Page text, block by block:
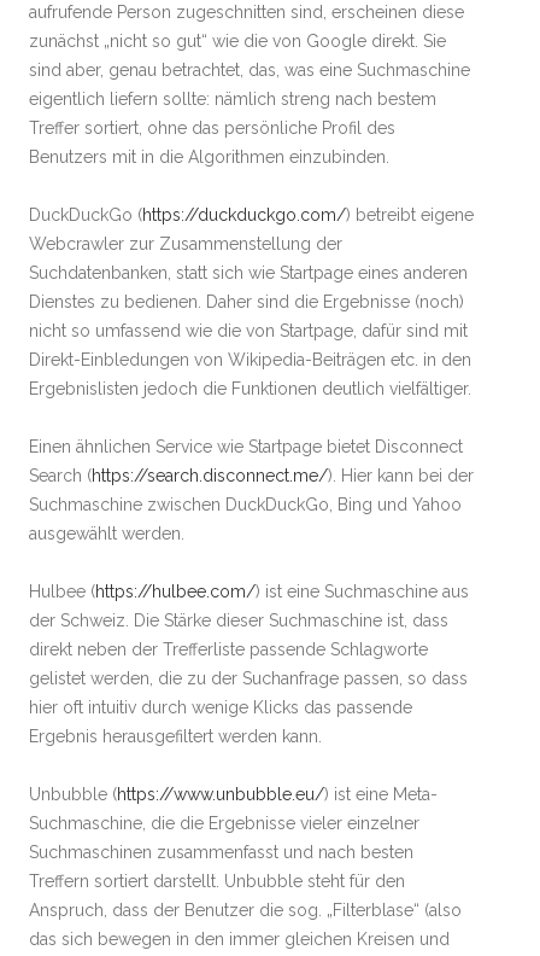
aufrufende Person zugeschnitten sind, erscheinen diese
zunächst „nicht so gut“ wie die von Google direkt. Sie
sind aber, genau betrachtet, das, was eine Suchmaschine
eigentlich liefern sollte: nämlich streng nach bestem
Treffer sortiert, ohne das persönliche Profil des
Benutzers mit in die Algorithmen einzubinden.
DuckDuckGo (https://duckduckgo.com/) betreibt eigene
Webcrawler zur Zusammenstellung der
Suchdatenbanken, statt sich wie Startpage eines anderen
Dienstes zu bedienen. Daher sind die Ergebnisse (noch)
nicht so umfassend wie die von Startpage, dafür sind mit
Direkt-Einbledungen von Wikipedia-Beiträgen etc. in den
Ergebnislisten jedoch die Funktionen deutlich vielfältiger.
Einen ähnlichen Service wie Startpage bietet Disconnect
Search (https://search.disconnect.me/). Hier kann bei der
Suchmaschine zwischen DuckDuckGo, Bing und Yahoo
ausgewählt werden.
Hulbee (https://hulbee.com/) ist eine Suchmaschine aus
der Schweiz. Die Stärke dieser Suchmaschine ist, dass
direkt neben der Trefferliste passende Schlagworte
gelistet werden, die zu der Suchanfrage passen, so dass
hier oft intuitiv durch wenige Klicks das passende
Ergebnis herausgefiltert werden kann.
Unbubble (https://www.unbubble.eu/) ist eine Meta-
Suchmaschine, die die Ergebnisse vieler einzelner
Suchmaschinen zusammenfasst und nach besten
Treffern sortiert darstellt. Unbubble steht für den
Anspruch, dass der Benutzer die sog. „Filterblase“ (also
das sich bewegen in den immer gleichen Kreisen und